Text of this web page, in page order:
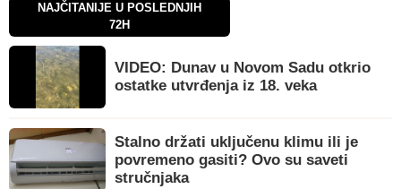
NAJČITANIJE U POSLEDNJIH
72H
VIDEO: Dunav u Novom Sadu otkrio
ostatke utvrđenja iz 18. veka
Stalno držati uključenu klimu ili je
povremeno gasiti? Ovo su saveti
stručnjaka